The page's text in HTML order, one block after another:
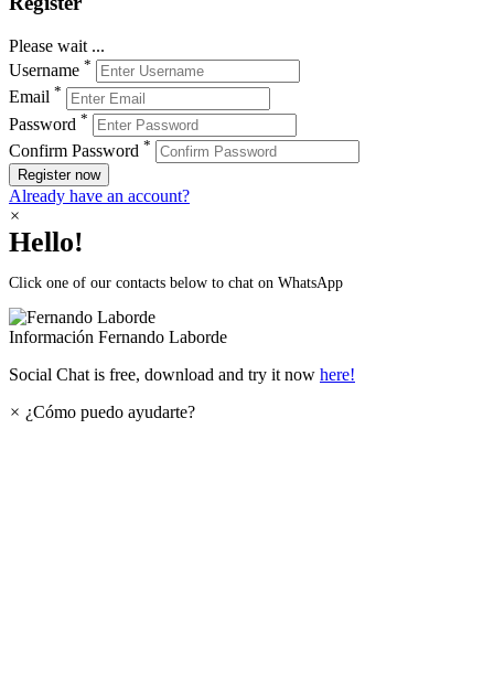
Please wait ...
Username *
Email *
Password *
Confirm Password *
Register now
Already have an account?
×
Hello!
Click one of our contacts below to chat on WhatsApp
Información Fernando Laborde
Social Chat is free, download and try it now here!
× ¿Cómo puedo ayudarte?